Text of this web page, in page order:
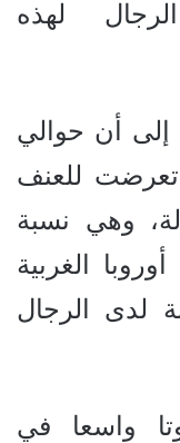
من الرجال لهذه
إلى أن حوالي
كل أربع (26%) تعرضت للعنف
وهي نسبة
الغربية
لدى الرجال
واسعا في